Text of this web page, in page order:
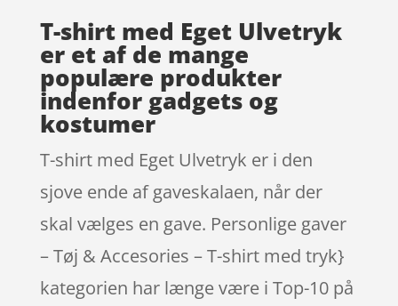
T-shirt med Eget Ulvetryk
er et af de mange
populære produkter
indenfor gadgets og
kostumer
T-shirt med Eget Ulvetryk er i den
sjove ende af gaveskalaen, når der
skal vælges en gave. Personlige gaver
– Tøj & Accesories – T-shirt med tryk}
kategorien har længe være i Top-10 på